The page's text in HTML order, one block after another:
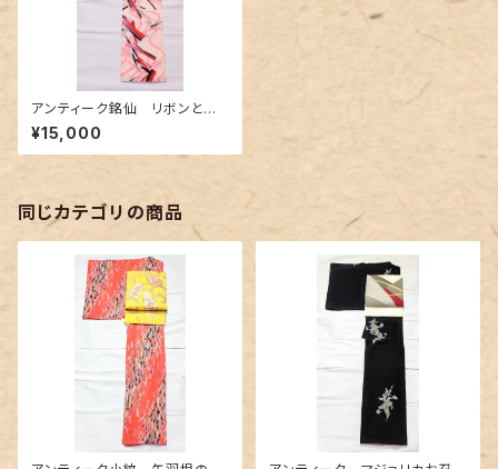
アンティーク銘仙 リボンと扇
柄
¥15,000
同じカテゴリの商品